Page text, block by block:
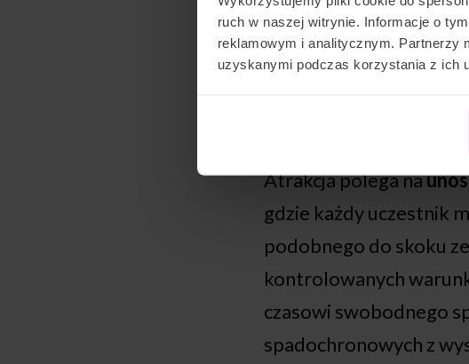
ruch w naszej witrynie. Informacje o
reklamowym i analitycznym. Partnerzy
uzyskanymi podczas korzystania z ich
aerodynamicznym
Atrakcja polega na
gdzie każdy uczestnik
podobnego do skoku
kontrolowanych
czasowi swobodnego
spadochronowych z